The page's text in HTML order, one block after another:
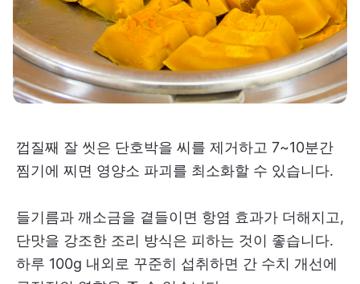
껍질째 잘 씻은 단호박을 씨를 제거하고 7~10분간
찜기에 찌면 영양소 파괴를 최소화할 수 있습니다.
들기름과 깨소금을 곁들이면 항염 효과가 더해지고,
단맛을 강조한 조리 방식은 피하는 것이 좋습니다.
하루 100g 내외로 꾸준히 섭취하면 간 수치 개선에